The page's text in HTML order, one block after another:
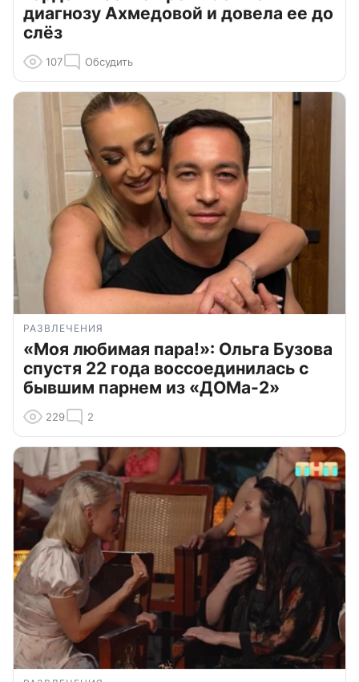
диагнозу Ахмедовой и довела ее до
слёз
107 Обсудить
РАЗВЛЕЧЕНИЯ
«Моя любимая пара!»: Ольга Бузова
спустя 22 года воссоединилась с
бывшим парнем из «ДОМа-2»
229 2